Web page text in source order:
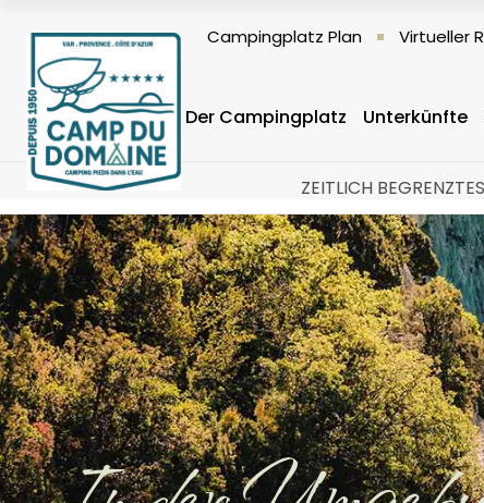
Campingplatz Plan Virtueller
Der Campingplatz Unterkünfte
ZEITLICH